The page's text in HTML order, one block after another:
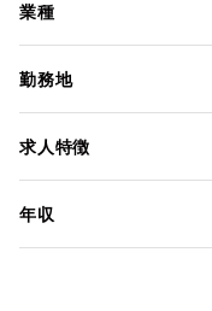
業種
勤務地
求人特徴
年収